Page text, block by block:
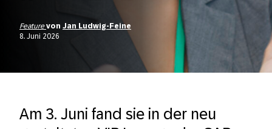
Featurevon Jan Ludwig-Feine
8. Juni 2026
Am 3. Juni fand sie in der neu